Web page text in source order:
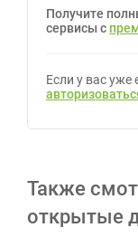
Получите
сервисы с
Если у вас
Также
открытые